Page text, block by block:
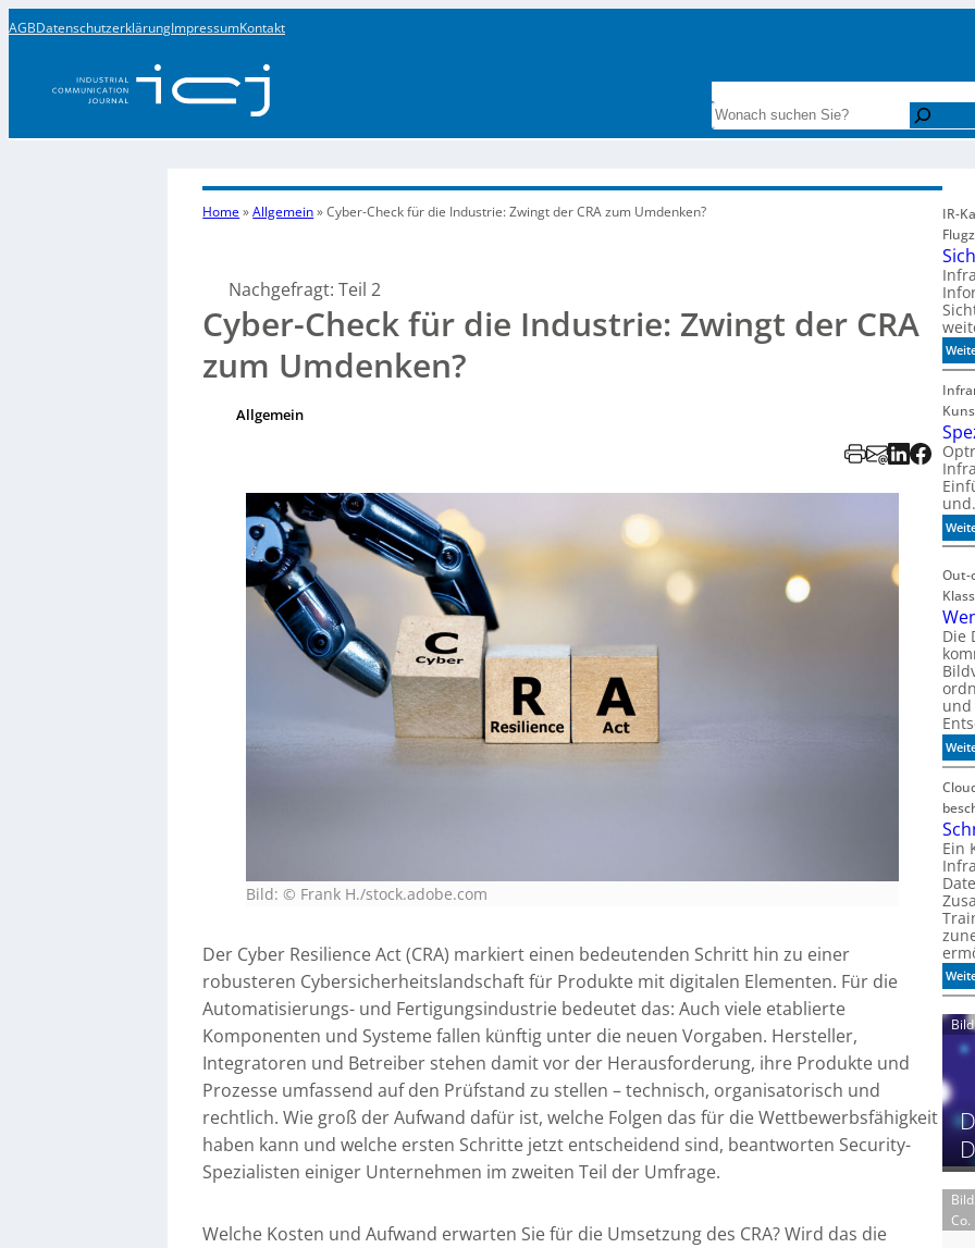
AGBDatenschutzerklärungImpressumKontakt
Search
Home»Allgemein»Cyber-Check für die Industrie: Zwingt der CRA zum Umdenken?
Nachgefragt: Teil 2
Cyber-Check für die Industrie: Zwingt der CRA
zum Umdenken?
Allgemein
Bild: © Frank H./stock.adobe.com
Der Cyber Resilience Act (CRA) markiert einen bedeutenden Schritt hin zu einer
robusteren Cybersicherheitslandschaft für Produkte mit digitalen Elementen. Für die
Automatisierungs- und Fertigungsindustrie bedeutet das: Auch viele etablierte
Komponenten und Systeme fallen künftig unter die neuen Vorgaben. Hersteller,
Integratoren und Betreiber stehen damit vor der Herausforderung, ihre Produkte und
Prozesse umfassend auf den Prüfstand zu stellen – technisch, organisatorisch und
rechtlich. Wie groß der Aufwand dafür ist, welche Folgen das für die Wettbewerbsfähigkeit
haben kann und welche ersten Schritte jetzt entscheidend sind, beantworten Security-
Spezialisten einiger Unternehmen im zweiten Teil der Umfrage.
Welche Kosten und Aufwand erwarten Sie für die Umsetzung des CRA? Wird das die
IR-
Out-
Die
Ein
Co.